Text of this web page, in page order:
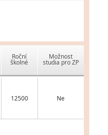
Roční
školné
Možnost
studia pro ZP
12500 Ne